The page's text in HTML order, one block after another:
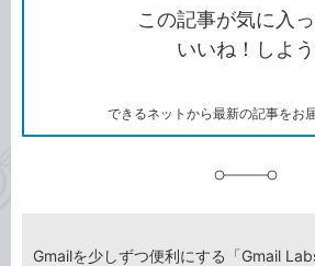
シ
ェ
ア
ェ
ア
ブ
ッ
ク
ク
この記事が気に入
いいね！しよう
できるネットから最新の記事をお